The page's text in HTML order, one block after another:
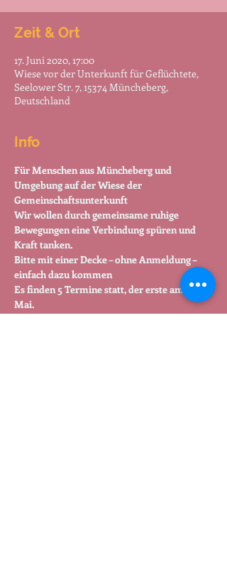
Zeit & Ort
17. Juni 2020, 17:00
Wiese vor der Unterkunft für Geflüchtete,
Seelower Str. 7, 15374 Müncheberg,
Deutschland
Info
Für Menschen aus Müncheberg und
Umgebung auf der Wiese der
Gemeinschaftsunterkunft
Wir wollen durch gemeinsame ruhige
Bewegungen eine Verbindung spüren und
Kraft tanken.
Bitte mit einer Decke – ohne Anmeldung –
einfach dazu kommen
Es finden 5 Termine statt, der erste am 27.
Mai.